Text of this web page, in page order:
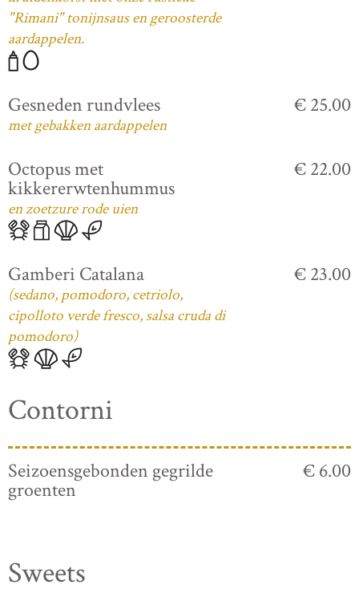
"Rimani" tonijnsaus en geroosterde
aardappelen.
Gesneden rundvlees
met gebakken aardappelen
€ 25.00
Octopus met
kikkererwtenhummus
en zoetzure rode uien
€ 22.00
Gamberi Catalana
(sedano, pomodoro, cetriolo,
cipolloto verde fresco, salsa cruda di
pomodoro)
€ 23.00
Contorni
Seizoensgebonden gegrilde
groenten
€ 6.00
Sweets